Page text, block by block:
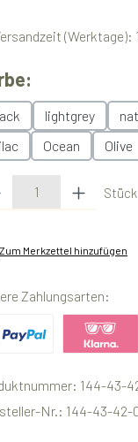
(Werktage):
lightgrey
Ocean Olive
Anzahl: Gib den
Stück
Zum Merkzettel hinzufügen
Zahlungsarten:
144-43-
Nr.: 144-43-42-